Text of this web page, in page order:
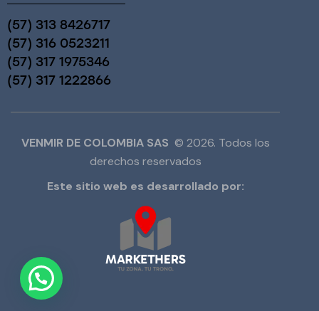
(57) 313 8426717
(57) 316 0523211
(57) 317 1975346
(57) 317 1222866
VENMIR DE COLOMBIA SAS © 2026. Todos los
derechos reservados
Este sitio web es desarrollado por: